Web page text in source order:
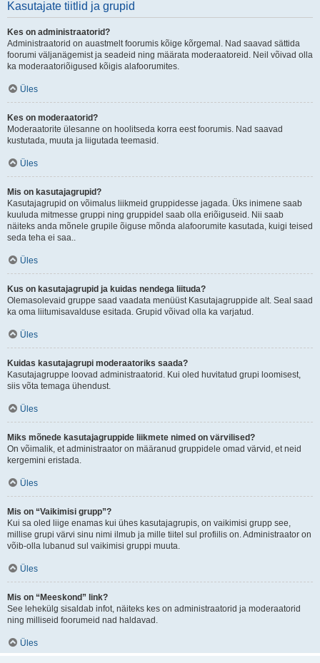
Kasutajate tiitlid ja grupid
Kes on administraatorid?
Administraatorid on auastmelt foorumis kõige kõrgemal. Nad saavad sättida
foorumi väljanägemist ja seadeid ning määrata moderaatoreid. Neil võivad olla
ka moderaatoriõigused kõigis alafoorumites.
Üles
Kes on moderaatorid?
Moderaatorite ülesanne on hoolitseda korra eest foorumis. Nad saavad
kustutada, muuta ja liigutada teemasid.
Üles
Mis on kasutajagrupid?
Kasutajagrupid on võimalus liikmeid gruppidesse jagada. Üks inimene saab
kuuluda mitmesse gruppi ning gruppidel saab olla eriõiguseid. Nii saab
näiteks anda mõnele grupile õiguse mõnda alafoorumite kasutada, kuigi teised
seda teha ei saa..
Üles
Kus on kasutajagrupid ja kuidas nendega liituda?
Olemasolevaid gruppe saad vaadata menüüst Kasutajagruppide alt. Seal saad
ka oma liitumisavalduse esitada. Grupid võivad olla ka varjatud.
Üles
Kuidas kasutajagrupi moderaatoriks saada?
Kasutajagruppe loovad administraatorid. Kui oled huvitatud grupi loomisest,
siis võta temaga ühendust.
Üles
Miks mõnede kasutajagruppide liikmete nimed on värvilised?
On võimalik, et administraator on määranud gruppidele omad värvid, et neid
kergemini eristada.
Üles
Mis on “Vaikimisi grupp”?
Kui sa oled liige enamas kui ühes kasutajagrupis, on vaikimisi grupp see,
millise grupi värvi sinu nimi ilmub ja mille tiitel sul profiilis on. Administraator on
võib-olla lubanud sul vaikimisi gruppi muuta.
Üles
Mis on “Meeskond” link?
See lehekülg sisaldab infot, näiteks kes on administraatorid ja moderaatorid
ning milliseid foorumeid nad haldavad.
Üles